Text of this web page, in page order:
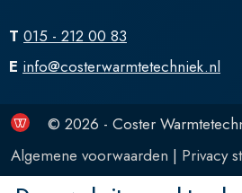
T 015 - 212 00 83
E info@costerwarmtetechniek.nl
© 2026 - Coster
Algemene voorwaarden | Privacy